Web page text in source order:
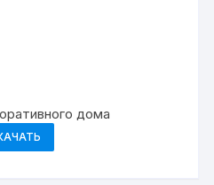
дома